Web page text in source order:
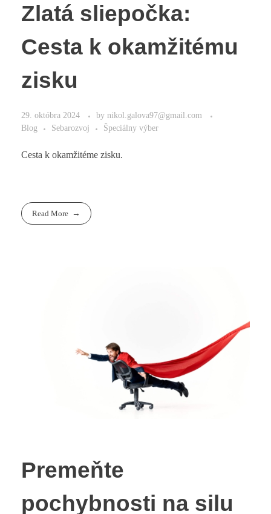
Zlatá sliepočka:
Cesta k okamžitému
zisku
29. októbra 2024 by nikol.galova97@gmail.com
Blog
Sebarozvoj Špeciálny výber
Cesta k okamžitéme zisku.
Read More
Premeňte
pochybnosti na silu